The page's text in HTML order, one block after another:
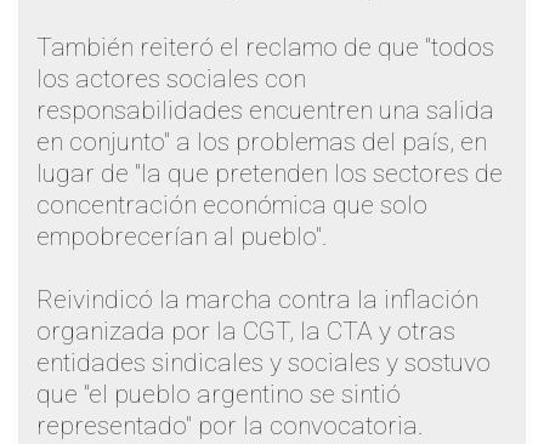
También reiteró el reclamo de que "todos
los actores sociales con
responsabilidades encuentren una salida
en conjunto" a los problemas del país, en
lugar de "la que pretenden los sectores de
concentración económica que solo
empobrecerían al pueblo".
Reivindicó la marcha contra la inflación
organizada por la CGT, la CTA y otras
entidades sindicales y sociales y sostuvo
que "el pueblo argentino se sintió
representado" por la convocatoria.